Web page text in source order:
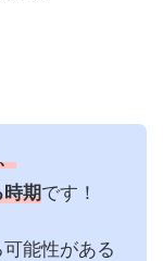
時期です！
能性がある